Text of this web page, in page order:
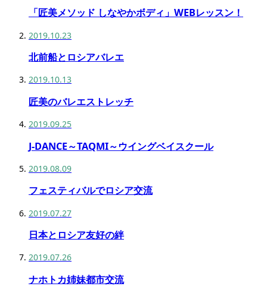
「匠美メソッド しなやかボディ」WEBレッスン！
2019.10.23
北前船とロシアバレエ
2019.10.13
匠美のバレエストレッチ
2019.09.25
J-DANCE～TAQMI～ウイングベイスクール
2019.08.09
フェスティバルでロシア交流
2019.07.27
日本とロシア友好の絆
2019.07.26
ナホトカ姉妹都市交流